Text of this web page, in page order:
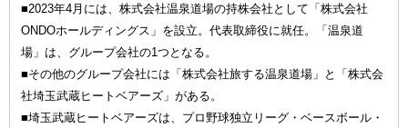
■2023年4月には、株式会社温泉道場の持株会社として「株式会社
ONDOホールディングス」を設立。代表取締役に就任。「温泉道
場」は、グループ会社の1つとなる。
■その他のグループ会社には「株式会社旅する温泉道場」と「株式会
社埼玉武蔵ヒートベアーズ」がある。
■埼玉武蔵ヒートベアーズは、プロ野球独立リーグ・ベースボール・